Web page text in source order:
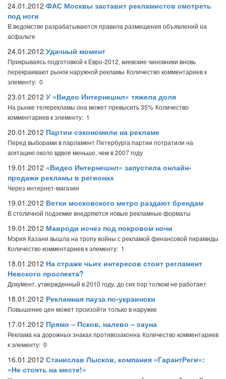
24.01.2012 ФАС Москвы заставит рекламистов смотреть
под ноги
В ведомстве разрабатываются правила размещения объявлений на
асфальте
24.01.2012 Удачный момент
Прикрываясь подготовкой к Евро-2012, киевские чиновники вновь
перекраивают рынок наружной рекламы Количество комментариев к
элементу: 0
23.01.2012 У «Видео Интернешнл» тяжела доля
На рынке телерекламы она может превысить 35% Количество
комментариев к элементу: 1
20.01.2012 Партии сэкономили на рекламе
Перед выборами в парламент Петербурга партии потратили на
агитацию около вдвое меньше, чем в 2007 году
19.01.2012 «Видео Интернешнл» запустила онлайн-
продажи рекламы в регионах
Через интернет-магазин
19.01.2012 Ветки московского метро раздают брендам
В столичной подземке внедряются новые рекламные форматы
19.01.2012 Мавроди исчез под покровом ночи
Мэрия Казани вышла на тропу войны с рекламой финансовой пирамиды
Количество комментариев к элементу: 1
18.01.2012 На страже чьих интересов стоит регламент
Невского проспекта?
Документ, утвержденный в 2010 году, до сих пор толком не работает
18.01.2012 Рекламная пауза по-украински
Повышение цен может произойти только в наружке
17.01.2012 Прямо – Псков, налево – сауна
Реклама на дорожных знаках противозаконна Количество комментариев
к элементу: 0
16.01.2012 Станислав Лысков, компания «Гарант­Реги»:
«Не стоять на месте!»